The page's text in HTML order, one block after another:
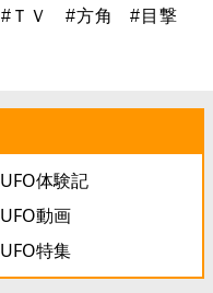
#ＴＶ #方角 #目撃
UFO体験記
UFO動画
UFO特集